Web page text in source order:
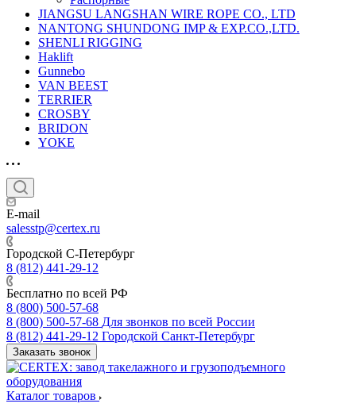
JIANGSU LANGSHAN WIRE ROPE CO., LTD
NANTONG SHUNDONG IMP & EXP.CO.,LTD.
SHENLI RIGGING
Haklift
Gunnebo
VAN BEEST
TERRIER
CROSBY
BRIDON
YOKE
E-mail
salesstp@certex.ru
Городской С-Петербург
8 (812) 441-29-12
Бесплатно по всей РФ
8 (800) 500-57-68
8 (800) 500-57-68 Для звонков по всей России
8 (812) 441-29-12 Городской Санкт-Петербург
Заказать звонок
Каталог товаров